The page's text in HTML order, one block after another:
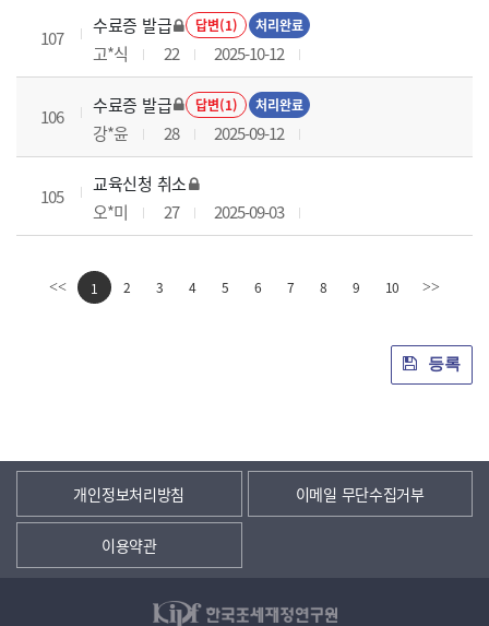
107
수료증 발급 답변(1) 처리완료
고*식 22 2025-10-12
106
수료증 발급 답변(1) 처리완료
강*윤 28 2025-09-12
105
교육신청 취소
오*미
27 2025-09-03
<< 1 2 3 4 5 6 7 8 9 10 >>
등록
개인정보처리방침 이메일 무단수집거부
이용약관